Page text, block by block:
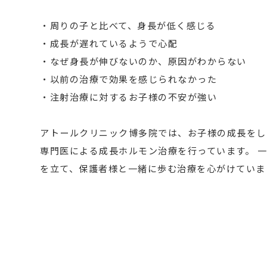
・周りの子と比べて、身長が低く感じる
・成長が遅れているようで心配
・なぜ身長が伸びないのか、原因がわからない
・以前の治療で効果を感じられなかった
・注射治療に対するお子様の不安が強い
アトールクリニック博多院では、お子様の成長を
専門医による成長ホルモン治療を行っています。
を立て、保護者様と一緒に歩む治療を心がけてい